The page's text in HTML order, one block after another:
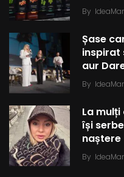
By
Șase
inspirat
aur
By
La
își
naștere
By